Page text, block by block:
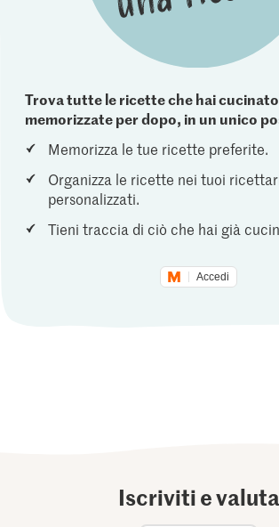
Trova tutte le ricette che hai
memorizzate per dopo, in un unico
Memorizza le tue ricette preferite.
Organizza le ricette nei tuoi
personalizzati.
Tieni traccia di ciò che hai già
Accedi
Iscriviti e valuta